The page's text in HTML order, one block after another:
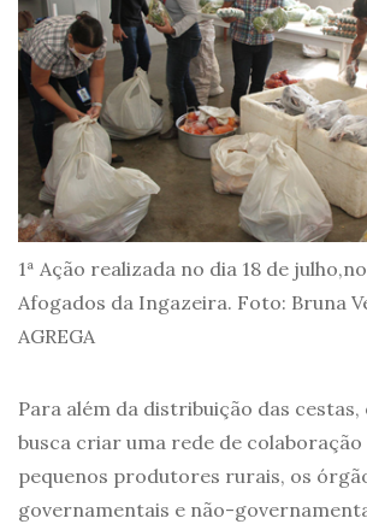
1ª Ação realizada no dia 18 de
Afogados da Ingazeira. Foto: Bruna
AGREGA
Para além da distribuição das
busca criar uma rede de
pequenos produtores rurais, os
governamentais e não-